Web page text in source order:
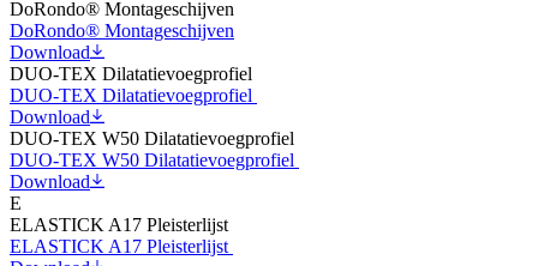
DoRondo® Montageschijven
DoRondo® Montageschijven
Download
DUO-TEX Dilatatievoegprofiel
DUO-TEX Dilatatievoegprofiel
Download
DUO-TEX W50 Dilatatievoegprofiel
DUO-TEX W50 Dilatatievoegprofiel
Download
E
ELASTICK A17 Pleisterlijst
ELASTICK A17 Pleisterlijst